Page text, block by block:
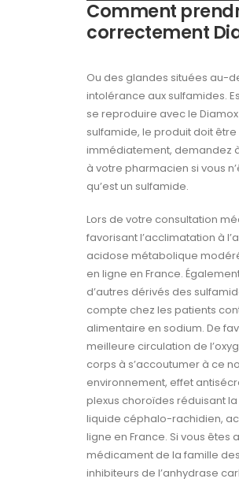
Comment
correctement
Ou des glandes situées au-
intolérance aux sulfamides.
se reproduire avec le
sulfamide, le produit doit être
immédiatement, demandez
à votre pharmacien si vous
qu’est un sulfamide.
Lors de votre consultation
favorisant l’acclimatation à
acidose métabolique
en ligne en France.
d’autres dérivés des
compte chez les patients
alimentaire en sodium. De
meilleure circulation de
corps à s’accoutumer à ce
environnement, effet
plexus choroïdes réduisant
liquide céphalo-rachidien,
ligne en France. Si vous êtes
médicament de la famille
inhibiteurs de l’anhydrase